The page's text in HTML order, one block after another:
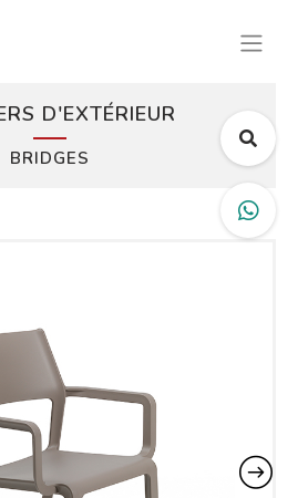
D'EXTÉRIEUR
BRIDGES